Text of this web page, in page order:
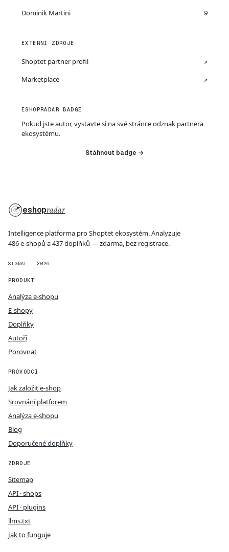
Dominik Martini 9
EXTERNÍ ZDROJE
Shoptet partner profil ↗
Marketplace ↗
ESHOPRADAR BADGE
Pokud jste autor, vystavte si na své stránce odznak partnera
ekosystému.
Stáhnout badge →
eshopradar
Intelligence platforma pro Shoptet ekosystém. Analyzuje
486 e-shopů a 437 doplňků — zdarma, bez registrace.
SIGNAL · 2026
PRODUKT
Analýza e-shopu
E-shopy
Doplňky
Autoři
Porovnat
PRŮVODCI
Jak založit e-shop
Srovnání platforem
Analýza e-shopu
Blog
Doporučené doplňky
ZDROJE
Sitemap
API · shops
API · plugins
llms.txt
Jak to funguje